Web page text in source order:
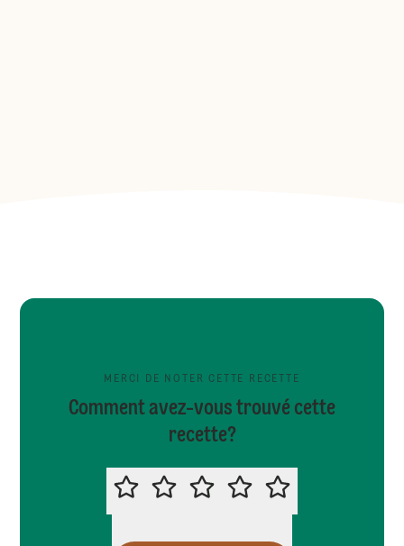
MERCI DE NOTER CETTE RECETTE
Comment avez-vous trouvé cette
recette?
MERCI DE NOTER CETTE RECETTE